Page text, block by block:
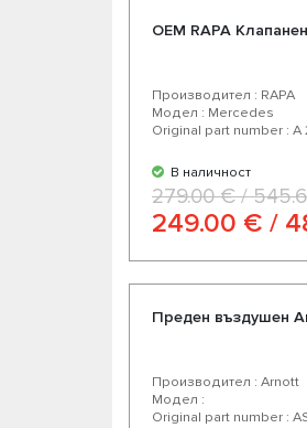
OEM RAPA
Производител : RAPA
Модел : Mercedes
Original part number : A
В наличност
279.00 € /
249.00 € /
Преден въздушен
Производител : Arnott
Модел :
Original part number :